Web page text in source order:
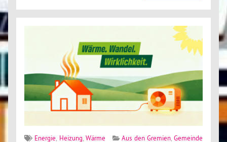
Energie Heizung Wärme Aus den Gremien, Gemeinde